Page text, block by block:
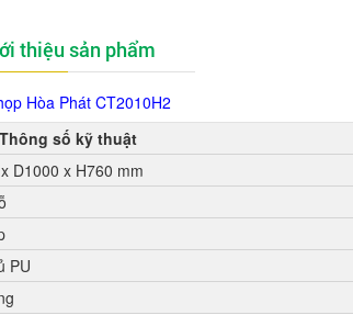
thiệu sản phẩm
Hòa Phát CT2010H2
số kỹ thuật
D1000 x H760 mm
PU